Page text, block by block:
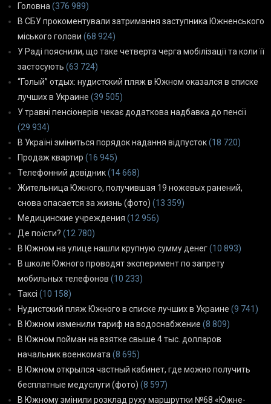
Головна (376 989)
В СБУ прокоментували затримання заступника Южненського
міського голови (68 924)
У Раді пояснили, що таке четверта черга мобілізації та коли її
застосують (63 724)
“Голый” отдых: нудистский пляж в Южном оказался в списке
лучших в Украине (39 505)
У травні пенсіонерів чекає додаткова надбавка до пенсії
(29 934)
В Україні зміниться порядок надання відпусток(18 720)
Продаж квартир (16 945)
Телефонний довідник(14 668)
Жительница Южного, получившая 19 ножевых ранений,
снова опасается за жизнь (фото) (13 359)
Медицинские учреждения (12 956)
Де поїсти? (12 780)
В Южном на улице нашли крупную сумму денег(10 893)
В школе Южного проводят эксперимент по запрету
мобильных телефонов (10 233)
Таксі (10 158)
Нудистский пляж Южного в списке лучших в Украине (9 741)
В Южном изменили тариф на водоснабжение (8 809)
В Южном пойман на взятке свыше 4 тыс. долларов
начальник военкомата (8 695)
В Южном открылся частный кабинет, где можно получить
бесплатные медуслуги (фото) (8 597)
В Южному змінили розклад руху маршрутки №68 «Южне-